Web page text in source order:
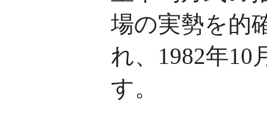
場の実勢を的
れ、1982年10
す。